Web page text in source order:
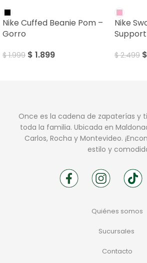
Nike Cuffed Beanie Pom –
Gorro
$1.999 $ 1.899
Nike
$2.499 $
Once es la cadena de zapaterías y
toda la familia. Ubicada en
Carlos, Rocha y Montevideo.
estilo y
Quiénes somos
Sucursales
Contacto